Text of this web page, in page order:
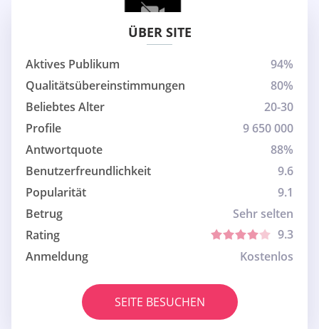
ÜBER SITE
Aktives Publikum
94%
Qualitätsübereinstimmungen
80%
Beliebtes Alter
20-30
Profile
9 650 000
Antwortquote
88%
Benutzerfreundlichkeit
9.6
Popularität
9.1
Betrug
Sehr selten
Rating
9.3
Anmeldung
Kostenlos
SEITE BESUCHEN